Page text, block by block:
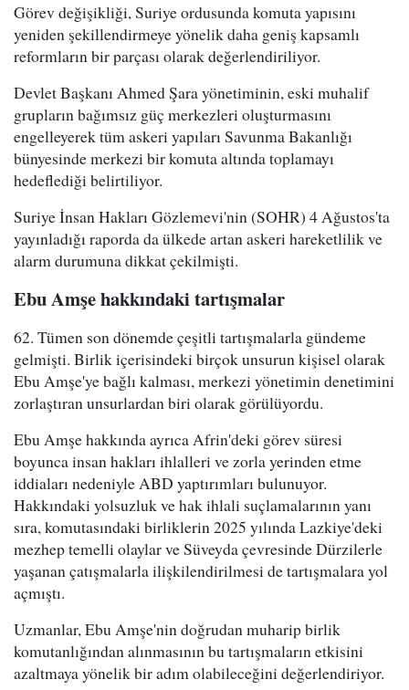
Görev değişikliği, Suriye ordusunda komuta yapısını
yeniden şekillendirmeye yönelik daha geniş kapsamlı
reformların bir parçası olarak değerlendiriliyor.
Devlet Başkanı Ahmed Şara yönetiminin, eski muhalif
grupların bağımsız güç merkezleri oluşturmasını
engelleyerek tüm askeri yapıları Savunma Bakanlığı
bünyesinde merkezi bir komuta altında toplamayı
hedeflediği belirtiliyor.
Suriye İnsan Hakları Gözlemevi'nin (SOHR) 4 Ağustos'ta
yayınladığı raporda da ülkede artan askeri hareketlilik ve
alarm durumuna dikkat çekilmişti.
Ebu Amşe hakkındaki tartışmalar
62. Tümen son dönemde çeşitli tartışmalarla gündeme
gelmişti. Birlik içerisindeki birçok unsurun kişisel olarak
Ebu Amşe'ye bağlı kalması, merkezi yönetimin denetimini
zorlaştıran unsurlardan biri olarak görülüyordu.
Ebu Amşe hakkında ayrıca Afrin'deki görev süresi
boyunca insan hakları ihlalleri ve zorla yerinden etme
iddiaları nedeniyle ABD yaptırımları bulunuyor.
Hakkındaki yolsuzluk ve hak ihlali suçlamalarının yanı
sıra, komutasındaki birliklerin 2025 yılında Lazkiye'deki
mezhep temelli olaylar ve Süveyda çevresinde Dürzilerle
yaşanan çatışmalarla ilişkilendirilmesi de tartışmalara yol
açmıştı.
Uzmanlar, Ebu Amşe'nin doğrudan muharip birlik
komutanlığından alınmasının bu tartışmaların etkisini
azaltmaya yönelik bir adım olabileceğini değerlendiriyor.